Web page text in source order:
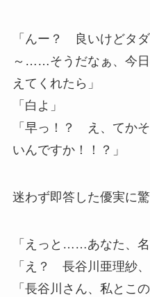
「んー？ 良いけどタ
～……そうだなぁ、今
えてくれたら」
「白よ」
「早っ！？ え、てか
いんですか！！？」
迷わず即答した優実に驚
「えっと……あなた、名
「え？ 長谷川亜理紗
「長谷川さん、私とこ